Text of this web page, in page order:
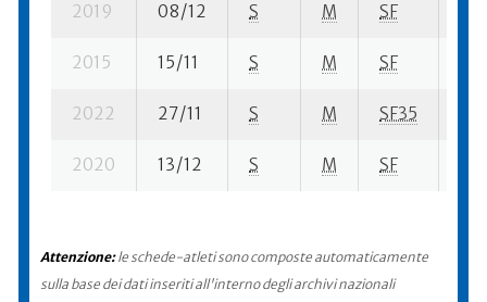
2019 08/12 S M SF
2015 15/11 S M SF
2022 27/11 S M SF35
2020 13/12 S M SF
Attenzione:le schede-atleti sono composte automaticamente
sulla base dei dati inseriti all'interno degli archivi nazionali